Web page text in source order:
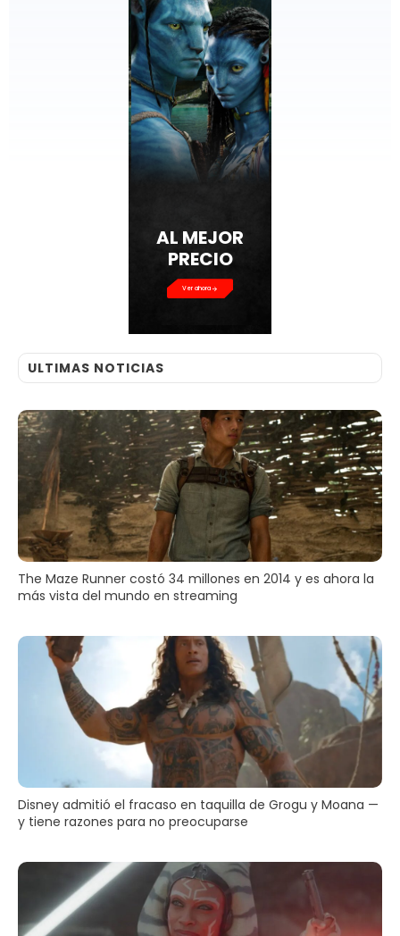
AL MEJOR
PRECIO
Ver ahora
ULTIMAS NOTICIAS
The Maze Runner costó 34 millones en 2014 y es ahora la
más vista del mundo en streaming
Disney admitió el fracaso en taquilla de Grogu y Moana —
y tiene razones para no preocuparse